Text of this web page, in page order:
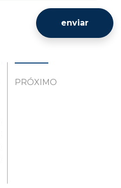
enviar
PRÓXIMO